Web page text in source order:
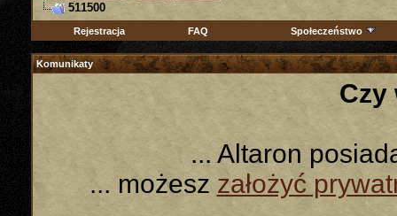
511500
Rejestracja FAQ Społeczeństwo
Komunikaty
Czy
... Altaron
... możeszzałożyć